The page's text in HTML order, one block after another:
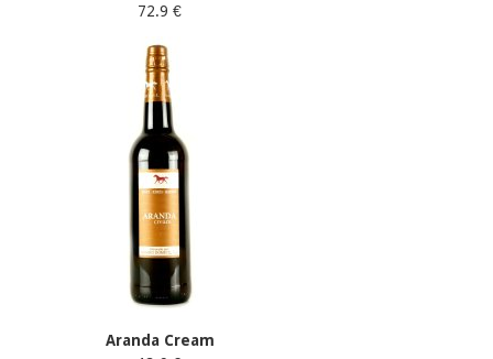
72.9 €
Aranda Cream